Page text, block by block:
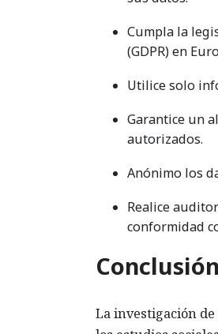
Cumpla la
(GDPR) en
Utilice solo
Garantice un
autorizados.
Anónimo los
Realice
conformidad
Conclusión
La investigación